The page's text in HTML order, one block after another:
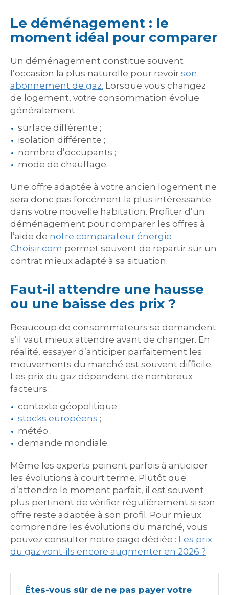
Le déménagement : le
moment idéal pour comparer
Un déménagement constitue souvent
l’occasion la plus naturelle pour revoir son
abonnement de gaz. Lorsque vous changez
de logement, votre consommation évolue
généralement :
surface différente ;
isolation différente ;
nombre d’occupants ;
mode de chauffage.
Une offre adaptée à votre ancien logement ne
sera donc pas forcément la plus intéressante
dans votre nouvelle habitation. Profiter d’un
déménagement pour comparer les offres à
l’aide de notre comparateur énergie
Choisir.com permet souvent de repartir sur un
contrat mieux adapté à sa situation.
Faut-il attendre une hausse
ou une baisse des prix ?
Beaucoup de consommateurs se demandent
s’il vaut mieux attendre avant de changer. En
réalité, essayer d’anticiper parfaitement les
mouvements du marché est souvent difficile.
Les prix du gaz dépendent de nombreux
facteurs :
contexte géopolitique ;
stocks européens ;
météo ;
demande mondiale.
Même les experts peinent parfois à anticiper
les évolutions à court terme. Plutôt que
d’attendre le moment parfait, il est souvent
plus pertinent de vérifier régulièrement si son
offre reste adaptée à son profil. Pour mieux
comprendre les évolutions du marché, vous
pouvez consulter notre page dédiée : Les prix
du gaz vont-ils encore augmenter en 2026 ?
Êtes-vous sûr de ne pas payer votre